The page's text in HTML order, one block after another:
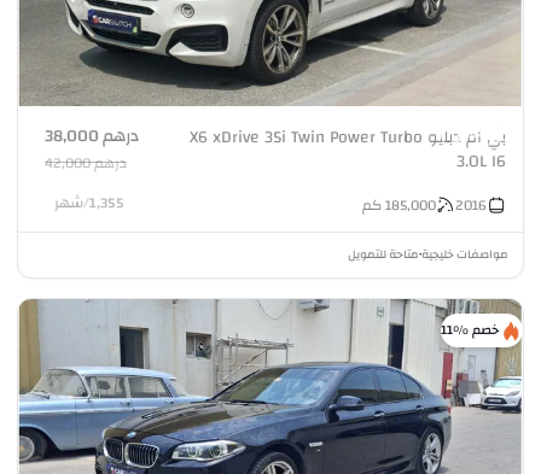
بي ام دبليو X6 xDrive 35i Twin Power Turbo
3.0L I6
درهم 38,000
درهم 42,000
2016
185,000كم 1,355
/شهر
مواصفات خليجية•متاحة للتمويل
خصم %11